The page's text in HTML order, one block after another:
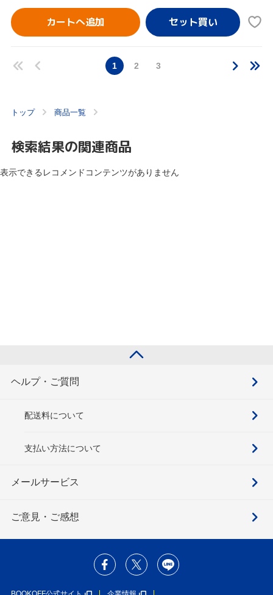
カートへ追加
1 2 3
トップ 商品一覧
検索結果の関連商品
表示できるレコメンドコンテンツがありません
ヘルプ・ご質問
配送料について
支払い方法について
メールサービス
ご意見・ご感想